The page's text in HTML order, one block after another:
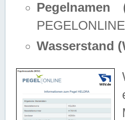
Pegelnamen
Wasserstand